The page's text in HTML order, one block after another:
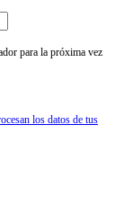
para la próxima vez
los datos de tus